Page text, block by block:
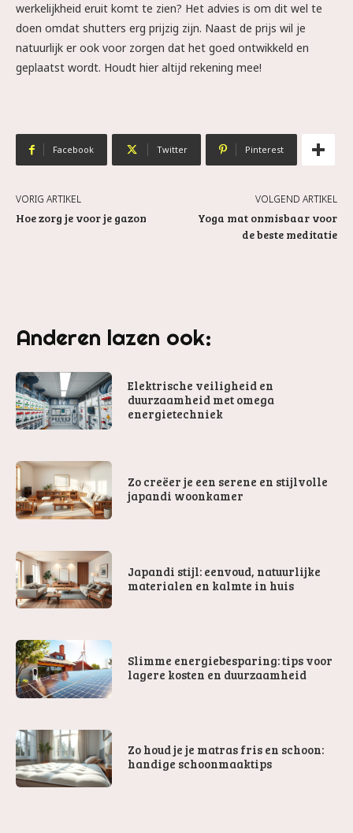
werkelijkheid eruit komt te zien? Het advies is om dit wel te
doen omdat shutters erg prijzig zijn. Naast de prijs wil je
natuurlijk er ook voor zorgen dat het goed ontwikkeld en
geplaatst wordt. Houdt hier altijd rekening mee!
Facebook Twitter Pinterest
VORIG ARTIKEL
Hoe zorg je voor je gazon
VOLGEND ARTIKEL
Yoga mat onmisbaar voor
de beste meditatie
Anderen lazen ook:
Elektrische veiligheid en
duurzaamheid met omega
energietechniek
Zo creëer je een serene en stijlvolle
japandi woonkamer
Japandi stijl: eenvoud, natuurlijke
materialen en kalmte in huis
Slimme energiebesparing: tips voor
lagere kosten en duurzaamheid
Zo houd je je matras fris en schoon:
handige schoonmaaktips